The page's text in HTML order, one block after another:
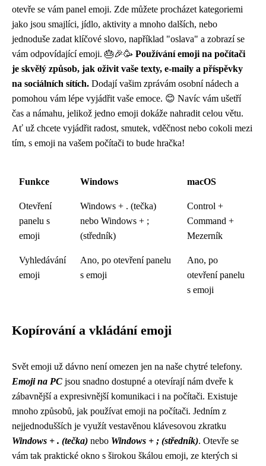
otevře se vám panel emoji. Zde můžete procházet kategoriemi
jako jsou smajlíci, jídlo, aktivity a mnoho dalších, nebo
jednoduše zadat klíčové slovo, například "oslava" a zobrazí se
vám odpovídající emoji. 🎂🎉🥳 Používání emoji na počítači
je skvělý způsob, jak oživit vaše texty, e-maily a příspěvky
na sociálních sítích. Dodají vašim zprávám osobní nádech a
pomohou vám lépe vyjádřit vaše emoce. 😊 Navíc vám ušetří
čas a námahu, jelikož jedno emoji dokáže nahradit celou větu.
Ať už chcete vyjádřit radost, smutek, vděčnost nebo cokoli mezi
tím, s emoji na vašem počítači to bude hračka!
Funkce Windows macOS
Otevření
panelu s
emoji
Windows + . (tečka)
nebo Windows + ;
(středník)
Control +
Command +
Mezerník
Vyhledávání
emoji
Ano, po otevření panelu
s emoji
Ano, po
otevření panelu
s emoji
Kopírování a vkládání emoji
Svět emoji už dávno není omezen jen na naše chytré telefony.
Emoji na PC jsou snadno dostupné a otevírají nám dveře k
zábavnější a expresivnější komunikaci i na počítači. Existuje
mnoho způsobů, jak používat emoji na počítači. Jedním z
nejjednodušších je využít vestavěnou klávesovou zkratku
Windows + . (tečka) nebo Windows + ; (středník). Otevře se
vám tak praktické okno s širokou škálou emoji, ze kterých si